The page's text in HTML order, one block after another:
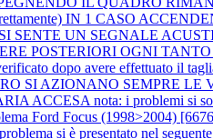
IN 1 CASO
SENTE UN SEGNALE
POSTERIORI OGNI
dopo avere effettuato il
SI AZIONANO SEMPRE
nota: i problemi si
Ford Focus (1998>2004)
si è presentato nel